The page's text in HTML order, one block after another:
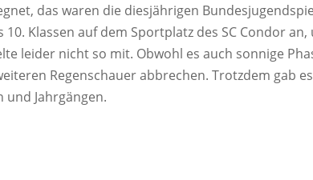
das waren die diesjährigen
Klassen auf dem Sportplatz des SC Condor
leider nicht so mit. Obwohl es auch sonnige
Regenschauer abbrechen. Trotzdem gab
Jahrgängen.